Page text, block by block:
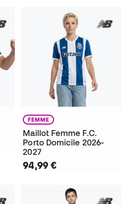
FEMME
Maillot Femme F.C.
Porto Domicile 2026-
2027
94,99 €